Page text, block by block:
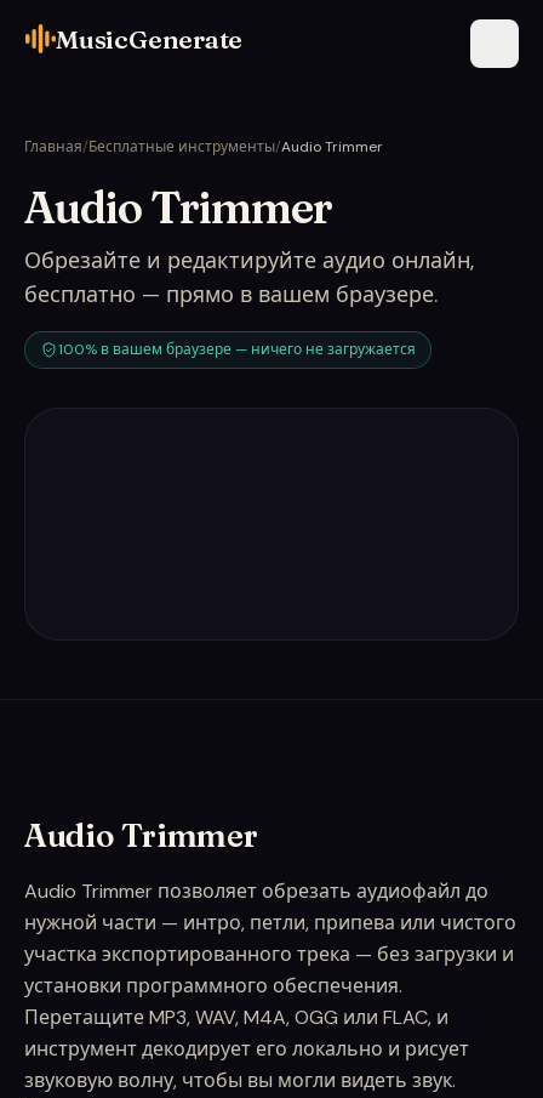
MusicGenerate
Главная/Бесплатные инструменты/Audio Trimmer
Audio Trimmer
Обрезайте и редактируйте аудио онлайн,
бесплатно — прямо в вашем браузере.
100% в вашем браузере — ничего не загружается
Audio Trimmer
Audio Trimmer позволяет обрезать аудиофайл до
нужной части — интро, петли, припева или чистого
участка экспортированного трека — без загрузки и
установки программного обеспечения.
Перетащите MP3, WAV, M4A, OGG или FLAC, и
инструмент декодирует его локально и рисует
звуковую волну, чтобы вы могли видеть звук.